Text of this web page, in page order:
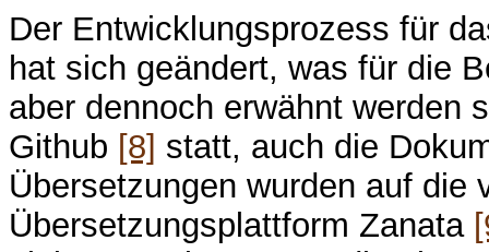
Der Entwicklungsprozess für
hat sich geändert, was für die
aber dennoch erwähnt werden
Github [8] statt, auch die
Übersetzungen wurden auf die
Übersetzungsplattform Zanata